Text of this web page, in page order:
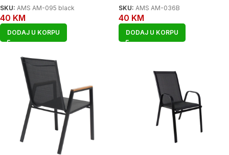
SKU: AMS AM-095 black
40 KM
DODAJ U KORPU
SKU: AMS AM-036B
40 KM
DODAJ U KORPU